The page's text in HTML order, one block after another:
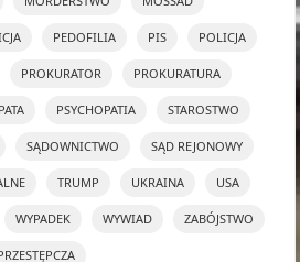
PEDOFILIA PIS POLICJA
PROKURATOR PROKURATURA
PSYCHOPATIA STAROSTWO
SĄDOWNICTWO SĄD REJONOWY
TRUMP UKRAINA USA
WYPADEK WYWIAD ZABÓJSTWO